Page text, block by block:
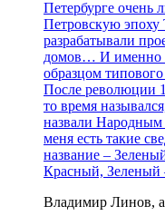
Петербурге очень
Петровскую эпоху
разрабатывали
домов… И именно
образцом
После революции
то время
назвали Народным
меня есть такие
название –
Красный, Зеленый
Владимир Линов,